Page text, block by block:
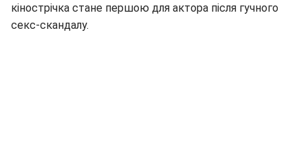
кінострічка стане першою для актора після гучного
секс-скандалу.